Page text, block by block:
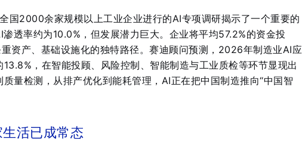
国2000余家规模以上工业企业进行的AI专项调研揭示了一个重要的
透率约为10.0%，但发展潜力巨大。企业将平均57.2%的资金投
资产、基础设施化的独特路径 。赛迪顾问预测，2026年制造业AI应
，在智能投顾、风险控制、智能制造与工业质检等环节显现出
质量检测，从排产优化到能耗管理，AI正在把中国制造推向“中国智
活已成常态